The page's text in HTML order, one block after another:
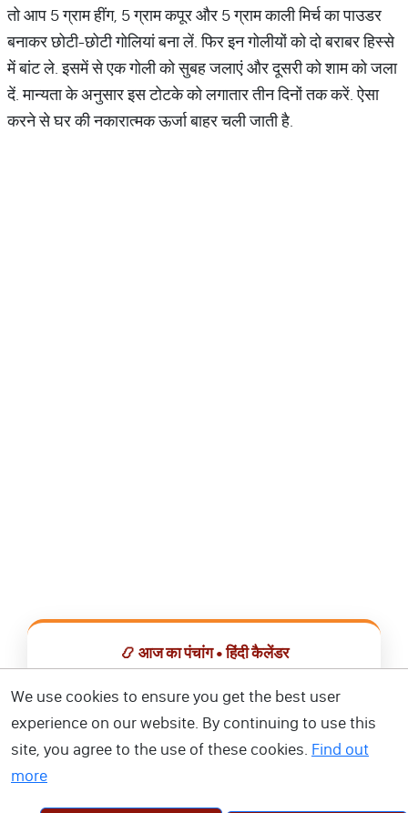
तो आप 5 ग्राम हींग, 5 ग्राम कपूर और 5 ग्राम काली मिर्च का पाउडर
बनाकर छोटी-छोटी गोलियां बना लें. फिर इन गोलीयों को दो बराबर हिस्से
में बांट ले. इसमें से एक गोली को सुबह जलाएं और दूसरी को शाम को जला
दें. मान्यता के अनुसार इस टोटके को लगातार तीन दिनों तक करें. ऐसा
करने से घर की नकारात्मक ऊर्जा बाहर चली जाती है.
📿 आज का पंचांग • हिंदी कैलेंडर
📅 हिंदी कैलेंडर ऐप डाउनलोड करें
We use cookies to ensure you get the best user
experience on our website. By continuing to use this
site, you agree to the use of these cookies. Find out
more